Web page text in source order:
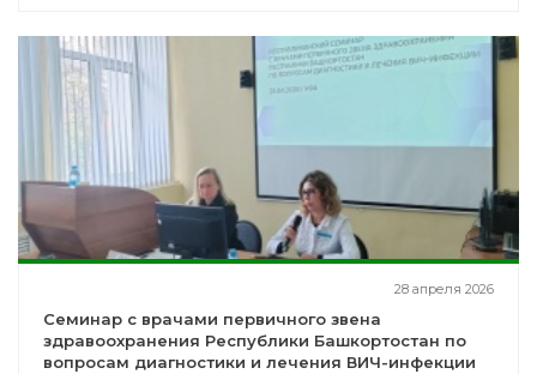
28 апреля 2026
Семинар с врачами первичного звена
здравоохранения Республики Башкортостан по
вопросам диагностики и лечения ВИЧ-инфекции